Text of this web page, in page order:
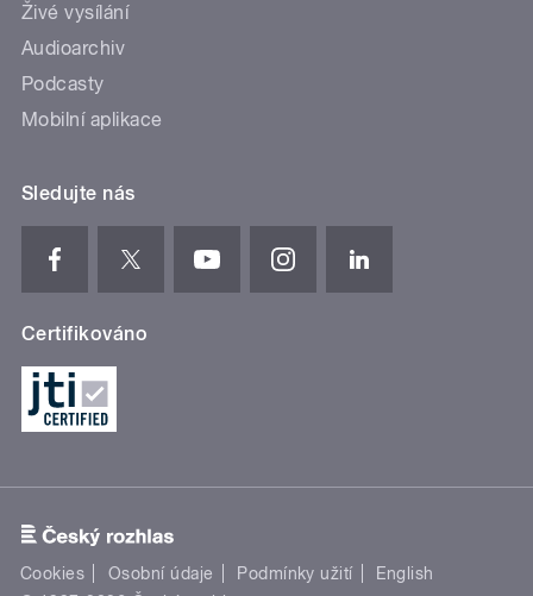
Živé vysílání
Audioarchiv
Podcasty
Mobilní aplikace
Sledujte nás
Certifikováno
Cookies Osobní údaje Podmínky užití
English